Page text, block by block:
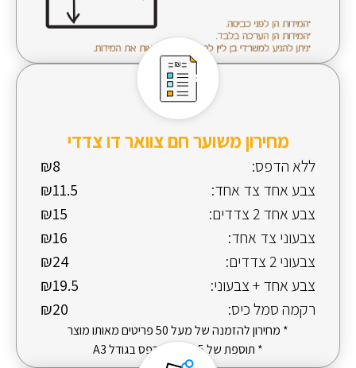
מחירון משוער חם צוואר דו צדדי
ללא הדפס:
₪8
צבע אחד צד אחד:
₪11.5
צבע אחד 2 צדדים:
₪15
צבעוני צד אחד:
₪16
צבעוני 2 צדדים:
₪24
צבע אחד + צבעוני:
₪19.5
רקמה סמל כיס:
₪20
* מחירון להזמנה של מעל 50 פריטים מאותו מוצר
* תוספת של 5 ש"ח להדפס בגודל A3